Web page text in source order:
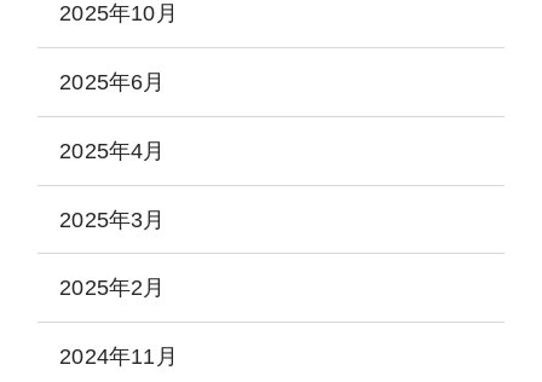
2025年10月
2025年6月
2025年4月
2025年3月
2025年2月
2024年11月